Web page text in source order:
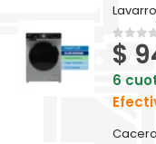
0out
$
6